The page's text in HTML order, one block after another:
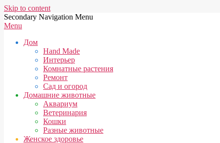
Skip to content
Secondary Navigation Menu
Menu
Дом
Hand Made
Интерьер
Комнатные растения
Ремонт
Сад и огород
Домашние животные
Аквариум
Ветеринария
Кошки
Разные животные
Женское здоровье